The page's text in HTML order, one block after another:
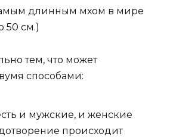
длинным мхом в мире
50 см.)
тем, что может
способами:
и мужские, и женские
происходит